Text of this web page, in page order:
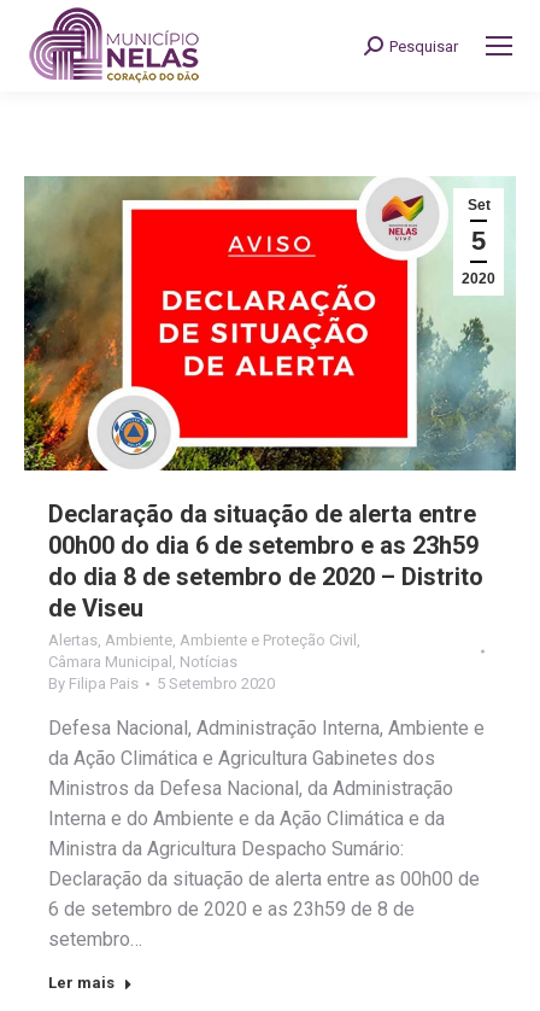
Search:
Pesquisar
Set
5
2020
Declaração da situação de alerta entre
00h00 do dia 6 de setembro e as 23h59
do dia 8 de setembro de 2020 – Distrito
de Viseu
Alertas, Ambiente, Ambiente e Proteção Civil ,
Câmara Municipal , Notícias
By Filipa Pais 5 Setembro 2020
Defesa Nacional, Administração Interna, Ambiente e
da Ação Climática e Agricultura Gabinetes dos
Ministros da Defesa Nacional, da Administração
Interna e do Ambiente e da Ação Climática e da
Ministra da Agricultura Despacho Sumário:
Declaração da situação de alerta entre as 00h00 de
6 de setembro de 2020 e as 23h59 de 8 de
setembro…
Ler mais